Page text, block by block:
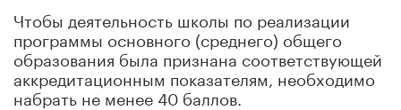
Чтобы деятельность школы по реализации
программы основного (среднего) общего
образования была признана соответствующей
аккредитационным показателям, необходимо
набрать не менее 40 баллов.